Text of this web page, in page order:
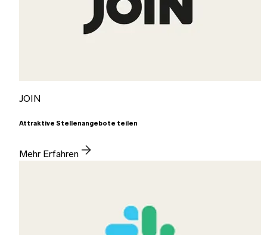
JOIN
Attraktive Stellenangebote teilen
Mehr Erfahren